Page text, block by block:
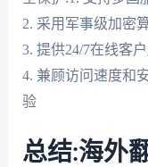
2. 采用军事级加密
3. 提供24/7在线客
4. 兼顾访问速度和
验
总结:海外